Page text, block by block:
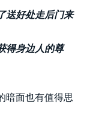
送好处走后门来
得身边人的尊
暗面也有值得思